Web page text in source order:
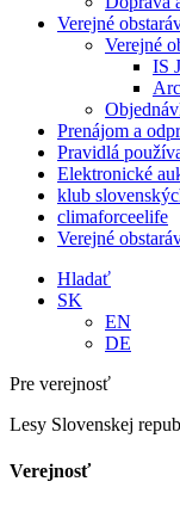
Verejné
Verejné
IS
Prenájom a
Pravidlá
Elektronické
klub
climaforceelife
Verejné
Hladať
SK
EN
DE
Pre verejnosť
Lesy Slovenskej
Verejnosť